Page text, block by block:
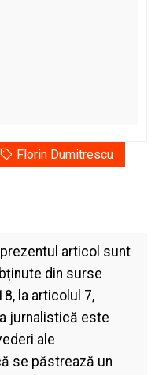
Florin Dumitrescu
articol sunt
din surse
la articolul 7,
jurnalistică este
ale
se păstrează un